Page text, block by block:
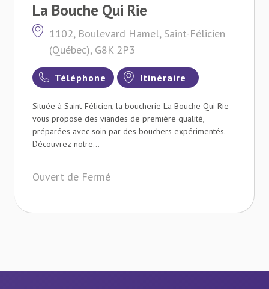
La Bouche Qui Rie
1102, Boulevard Hamel, Saint-Félicien
(Québec), G8K 2P3
Téléphone Itinéraire
Située à Saint-Félicien, la boucherie La Bouche Qui Rie
vous propose des viandes de première qualité,
préparées avec soin par des bouchers expérimentés.
Découvrez notre...
Ouvert de Fermé